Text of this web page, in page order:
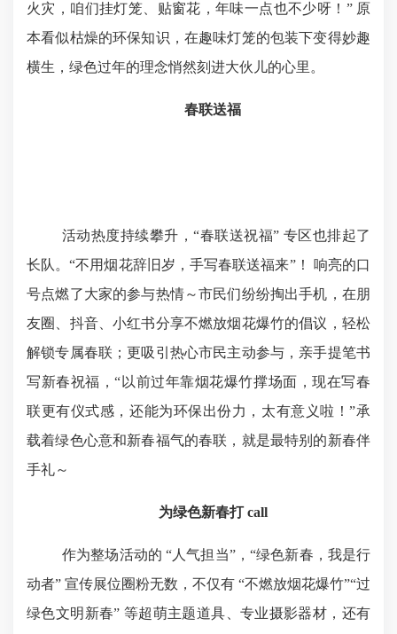
火灾，咱们挂灯笼、贴窗花，年味一点也不少呀！ ” 原
本看似枯燥的环保知识，在趣味灯笼的包装下变得妙趣
横生，绿色过年的理念悄然刻进大伙儿的心里。
春联送福
活动热度持续攀升，“春联送祝福” 专区也排起了
长队。“不用烟花辞旧岁，手写春联送福来”！
响亮的口
号点燃了大家的参与热情～市民们纷纷掏出手机，在朋
友圈、抖音、小红书分享不燃放烟花爆竹的倡议，轻松
解锁专属春联；更吸引热心市民主动参与，亲手提笔书
写新春祝福，“ 以前过年靠烟花爆竹撑场面，现在写春
联更有仪式感，还能为环保出份力，太有意义啦！”承
载着绿色心意和新春福气的春联，就是最特别的新春伴
手礼～
为绿色新春打call
作为整场活动的 “ 人气担当”， “绿色新春，我是行
动者” 宣传展位圈粉无数，不仅有 “不燃放烟花爆竹”“过
绿色文明新春” 等超萌主题道具、专业摄影器材，还有